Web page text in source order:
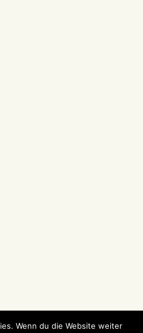
Wenn du die Website weiter